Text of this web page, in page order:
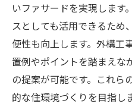
いファサードを実現します
スとしても活用できるため
便性も向上します。外構工
置例やポイントを踏まえな
の提案が可能です。これら
的な住環境づくりを目指し